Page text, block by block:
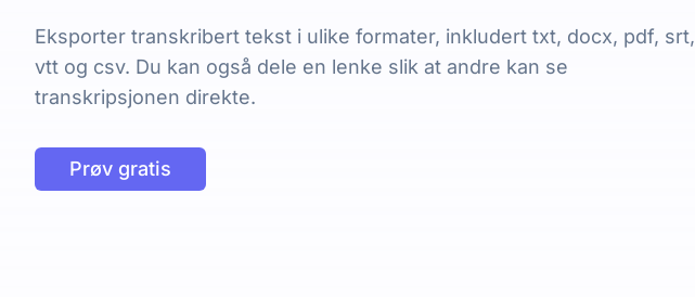
Eksporter transkribert tekst i ulike formater, inkludert txt, docx, pdf, srt,
vtt og csv. Du kan også dele en lenke slik at andre kan se
transkripsjonen direkte.
Prøv gratis